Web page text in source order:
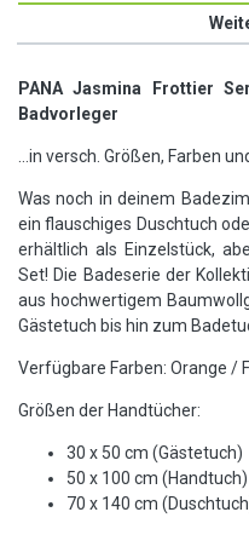
PANA Jasmina Frottier
Badvorleger
...in versch. Größen, Farben
Was noch in deinem
ein flauschiges Duschtuch
erhältlich als Einzelstück,
Set! Die Badeserie der
aus hochwertigem
Gästetuch bis hin zum
Verfügbare Farben: Orange /
Größen der Handtücher:
30 x 50 cm (Gästetuch)
50 x 100 cm (Handtuch)
70 x 140 cm